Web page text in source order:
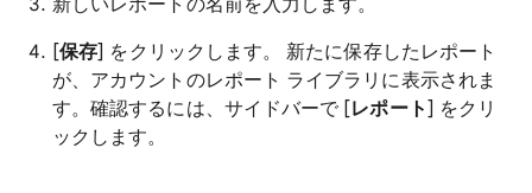
新しいレポートの名前を入力します。
[保存] をクリックします。 新たに保存したレポート
が、アカウントのレポート ライブラリに表示されま
す。確認するには、サイドバーで [レポート] をクリ
ックします。